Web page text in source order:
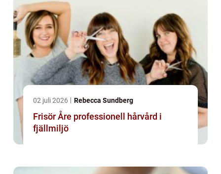
02 juli 2026 Rebecca Sundberg
Frisör Åre professionell hårvård i
fjällmiljö